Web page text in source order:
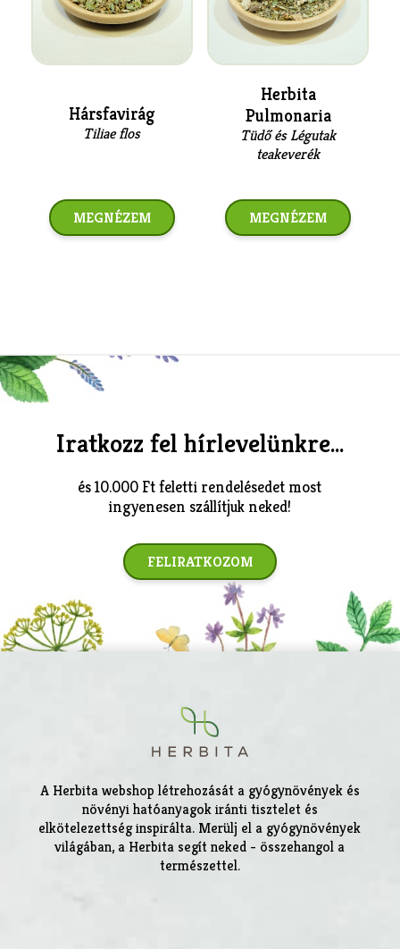
Hársfavirág
Tiliae flos
MEGNÉZEM
Herbita
Pulmonaria
Tüdő és Légutak
teakeverék
MEGNÉZEM
Iratkozz fel hírlevelünkre...
és 10.000 Ft feletti rendelésedet most
ingyenesen szállítjuk neked!
FELIRATKOZOM
A Herbita webshop létrehozását a gyógynövények és
növényi hatóanyagok iránti tisztelet és
elkötelezettség inspirálta. Merülj el a gyógynövények
világában, a Herbita segít neked - összehangol a
természettel.